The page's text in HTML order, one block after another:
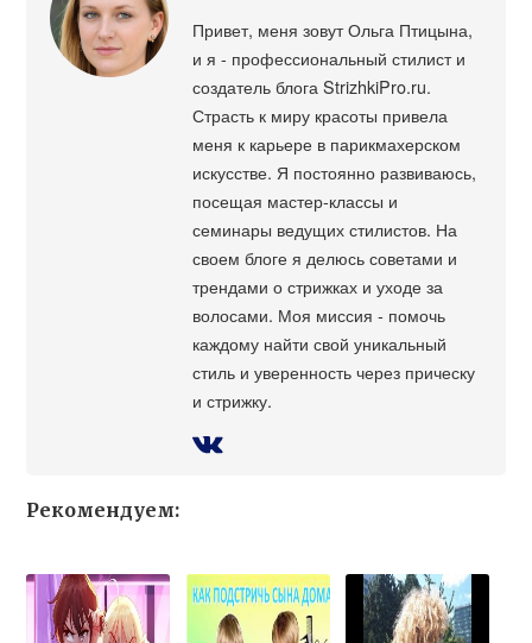
Привет, меня зовут Ольга Птицына,
и я - профессиональный стилист и
создатель блога StrizhkiPro.ru.
Страсть к миру красоты привела
меня к карьере в парикмахерском
искусстве. Я постоянно развиваюсь,
посещая мастер-классы и
семинары ведущих стилистов. На
своем блоге я делюсь советами и
трендами о стрижках и уходе за
волосами. Моя миссия - помочь
каждому найти свой уникальный
стиль и уверенность через прическу
и стрижку.
Рекомендуем: